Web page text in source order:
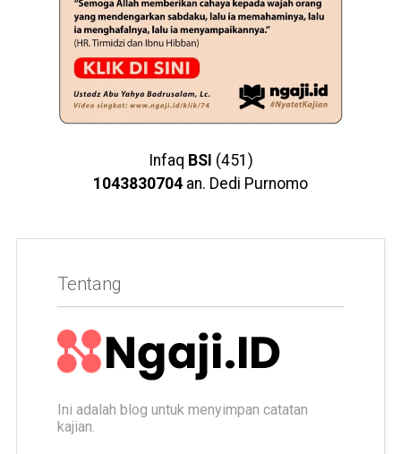
Infaq BSI (451)
1043830704 an. Dedi Purnomo
Tentang
Ini adalah blog untuk menyimpan catatan
kajian.